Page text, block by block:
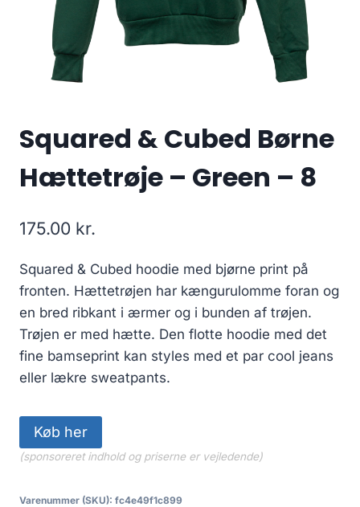
Squared & Cubed Børne
Hættetrøje – Green – 8
175.00 kr.
Squared & Cubed hoodie med bjørne print på
fronten. Hættetrøjen har kængurulomme foran og
en bred ribkant i ærmer og i bunden af trøjen.
Trøjen er med hætte. Den flotte hoodie med det
fine bamseprint kan styles med et par cool jeans
eller lækre sweatpants.
Køb her
(sponsoreret indhold og priserne er vejledende)
Varenummer (SKU): fc4e49f1c899